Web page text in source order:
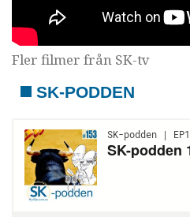
Fler filmer från SK-tv
SK-PODDEN